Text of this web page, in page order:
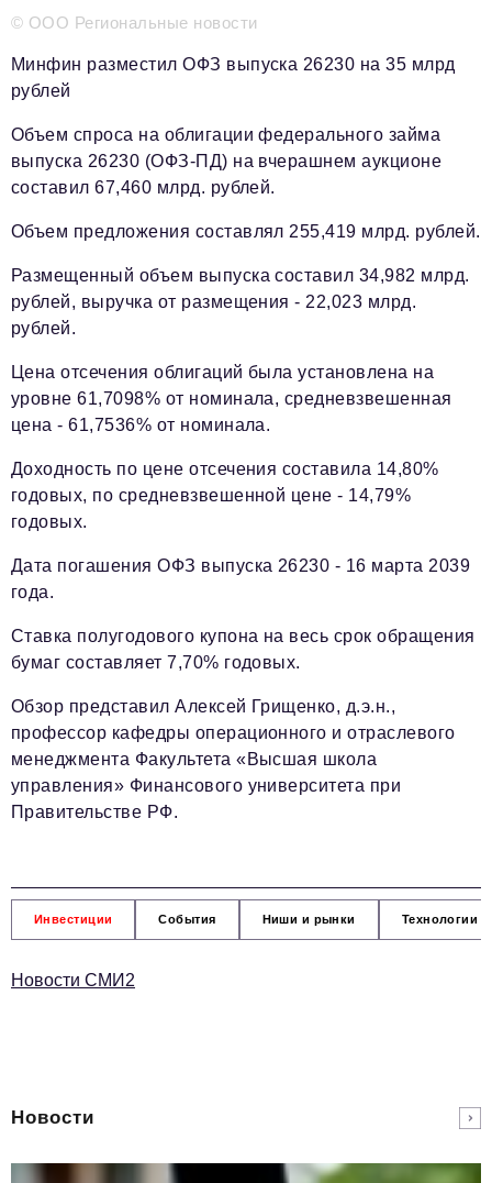
© ООО Региональные новости
Минфин разместил ОФЗ выпуска 26230 на 35 млрд
рублей
Объем спроса на облигации федерального займа
выпуска 26230 (ОФЗ-ПД) на вчерашнем аукционе
составил 67,460 млрд. рублей.
Объем предложения составлял 255,419 млрд. рублей.
Размещенный объем выпуска составил 34,982 млрд.
рублей, выручка от размещения - 22,023 млрд.
рублей.
Цена отсечения облигаций была установлена на
уровне 61,7098% от номинала, средневзвешенная
цена - 61,7536% от номинала.
Доходность по цене отсечения составила 14,80%
годовых, по средневзвешенной цене - 14,79%
годовых.
Дата погашения ОФЗ выпуска 26230 - 16 марта 2039
года.
Ставка полугодового купона на весь срок обращения
бумаг составляет 7,70% годовых.
Обзор представил Алексей Грищенко, д.э.н.,
профессор кафедры операционного и отраслевого
менеджмента Факультета «Высшая школа
управления» Финансового университета при
Правительстве РФ.
Инвестиции События Ниши и рынки Технологии
Новости СМИ2
Новости